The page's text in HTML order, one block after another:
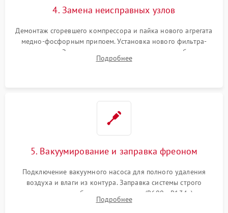
4. Замена неисправных узлов
Демонтаж сгоревшего компрессора и пайка нового агрегата
медно-фосфорным припоем. Установка нового фильтра-
осушителя. Замена изношенных вентиляторов обдува,
сломанных заслонок или поврежденных дверных петель.
Подробнее
5. Вакуумирование и заправка фреоном
Подключение вакуумного насоса для полного удаления
воздуха и влаги из контура. Заправка системы строго
дозированным объемом хладагента (R600a, R134a) по
электронным весам. Контроль рабочего давления в системе.
Подробнее